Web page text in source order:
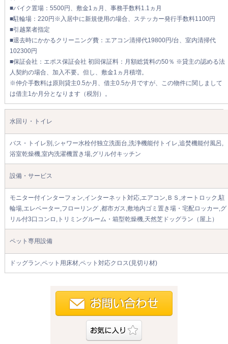
■バイク置場：5500円、敷金1ヵ月、事務手数料1.1ヵ月
■駐輪場：220円※入居中に新規使用の場合、ステッカー発行手数料1100円
■引越業者指定
■退去時にかかるクリーニング費：エアコン清掃代19800円/台、室内清掃代
102300円
■保証会社：エポス保証会社 初回保証料：月額総賃料の50％ ※貸主の認める法
人契約の場合、加入不要。但し、敷金1ヵ月積増。
※仲介手数料は原則貸主0.5か月、借主0.5か月ですが、この物件に関しまして
は借主1か月分となります（税別）。
水回り・トイレ
バス・トイレ別,シャワー水栓付独立洗面台,洗浄機能付トイレ,追焚機能付風呂,
浴室乾燥機,室内洗濯機置き場,グリル付キッチン
設備・サービス
モニター付インターフォン,インターネット対応,エアコン,ＢＳ,オートロック,駐
輪場,エレベーター,フローリング ,都市ガス,敷地内ゴミ置き場・宅配ロッカー,グ
リル付3口コンロ,トリミングルーム・箱型乾燥機,天然芝ドッグラン（屋上）
ペット専用設備
ドッグラン,ペット用床材,ペット対応クロス(見切り材)